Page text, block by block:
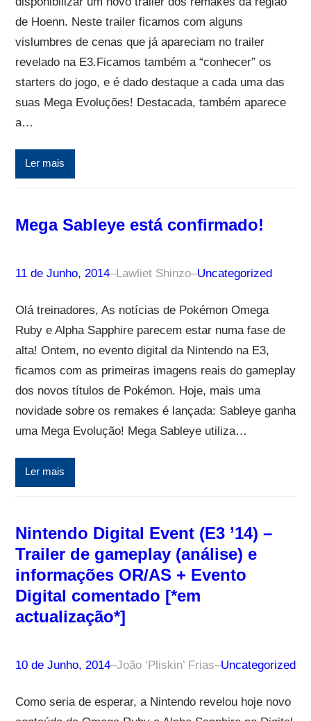
de Hoenn. Neste trailer ficamos com alguns
vislumbres de cenas que já apareciam no trailer
revelado na E3.Ficamos também a “conhecer” os
starters do jogo, e é dado destaque a cada uma das
suas Mega Evoluções! Destacada, também aparece
a…
Ler mais
Mega Sableye está confirmado!
11 de Junho, 2014–Lawliet Shinzo–Uncategorized
Olá treinadores, As notícias de Pokémon Omega
Ruby e Alpha Sapphire parecem estar numa fase de
alta! Ontem, no evento digital da Nintendo na E3,
ficamos com as primeiras imagens reais do gameplay
dos novos títulos de Pokémon. Hoje, mais uma
novidade sobre os remakes é lançada: Sableye ganha
uma Mega Evolução! Mega Sableye utiliza…
Ler mais
Nintendo Digital Event (E3 ’14) –
Trailer de gameplay (análise) e
informações OR/AS + Evento
Digital comentado [*em
actualização*]
10 de Junho, 2014–João ‘Pliskin’ Frias–Uncategorized
Como seria de esperar, a Nintendo revelou hoje novo